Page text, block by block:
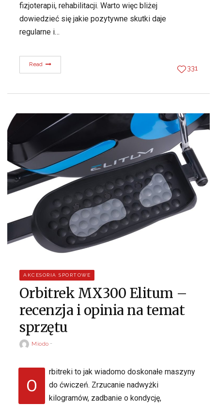
fizjoterapii, rehabilitacji. Warto więc bliżej
dowiedzieć się jakie pozytywne skutki daje
regularne i…
Read 331
AKCESORIA SPORTOWE
Orbitrek MX300 Elitum –
recenzja i opinia na temat
sprzętu
Miodo
O
rbitreki to jak wiadomo doskonałe maszyny
do ćwiczeń. Zrzucanie nadwyżki
kilogramów, zadbanie o kondycję,